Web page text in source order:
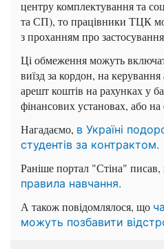
центру комплектування та
та СП), то працівники ТЦК
з проханням про
Ці обмеження можуть
виїзд за кордон, на
арешт коштів на рахунках у
фінансових установах, або на
Нагадаємо, в Україні
студентів за контрактом.
Раніше портал "Стіна"
правила навчання.
А також повідомлялося, що
можуть позбавити